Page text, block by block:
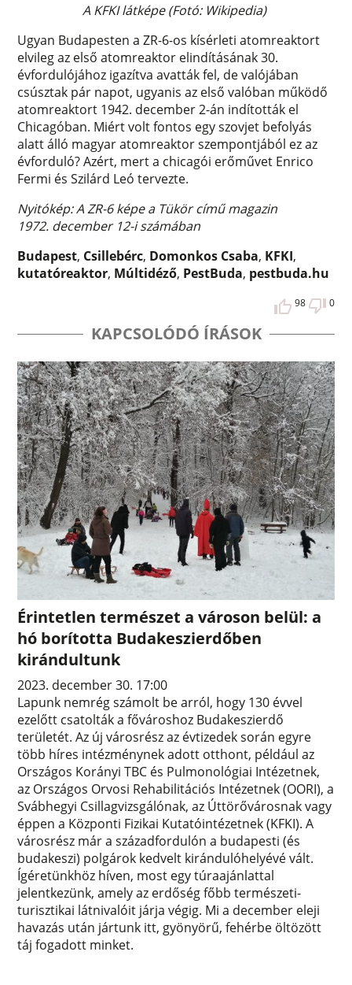
A KFKI látképe (Fotó: Wikipedia)
Ugyan Budapesten a ZR-6-os kísérleti atomreaktort
elvileg az első atomreaktor elindításának 30.
évfordulójához igazítva avatták fel, de valójában
csúsztak pár napot, ugyanis az első valóban működő
atomreaktort 1942. december 2-án indították el
Chicagóban. Miért volt fontos egy szovjet befolyás
alatt álló magyar atomreaktor szempontjából ez az
évforduló? Azért, mert a chicagói erőművet Enrico
Fermi és Szilárd Leó tervezte.
Nyitókép: A ZR-6 képe a Tükör című magazin
1972. december 12-i számában
Budapest, Csillebérc, Domonkos Csaba, KFKI,
kutatóreaktor, Múltidéző, PestBuda, pestbuda.hu
98 0
KAPCSOLÓDÓ ÍRÁSOK
Érintetlen természet a városon belül: a
hó borította Budakeszierdőben
kirándultunk
2023. december 30. 17:00
Lapunk nemrég számolt be arról, hogy 130 évvel
ezelőtt csatolták a fővároshoz Budakeszierdő
területét. Az új városrész az évtizedek során egyre
több híres intézménynek adott otthont, például az
Országos Korányi TBC és Pulmonológiai Intézetnek,
az Országos Orvosi Rehabilitációs Intézetnek (OORI), a
Svábhegyi Csillagvizsgálónak, az Úttörővárosnak vagy
éppen a Központi Fizikai Kutatóintézetnek (KFKI). A
városrész már a századfordulón a budapesti (és
budakeszi) polgárok kedvelt kirándulóhelyévé vált.
Ígéretünkhöz híven, most egy túraajánlattal
jelentkezünk, amely az erdőség főbb természeti-
turisztikai látnivalóit járja végig. Mi a december eleji
havazás után jártunk itt, gyönyörű, fehérbe öltözött
táj fogadott minket.